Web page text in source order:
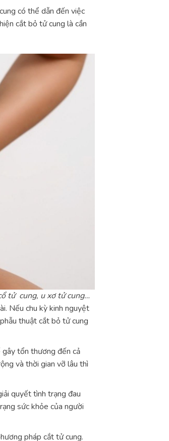
có thể dẫn đến việc
cắt bỏ tử cung là cần
tử cung, u xơ tử cung…
Nếu chu kỳ kinh nguyệt
thuật cắt bỏ tử cung
tổn thương đến cả
và thời gian vỡ lâu thì
quyết tình trạng đau
sức khỏe của người
pháp cắt tử cung.